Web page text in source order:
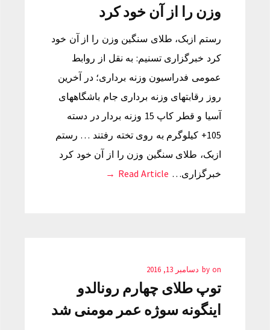
وزن را از آن خود کرد
رستم ازبک، طلای سنگین وزن را از آن خود
کرد خبرگزاری تسنیم: به نقل از روابط
عمومی فدراسیون وزنه برداری؛ در آخرین
روز رقابتهای وزنه برداری جام باشگاههای
آسیا و قطر کاپ 15 وزنه بردار در دسته
105+ کیلوگرم به روی تخته رفتند … رستم
ازبک، طلای سنگین وزن را از آن خود کرد
خبرگزاری… Read Article →
by on دسامبر 13, 2016
توپ طلای چهارم رونالدو
اینگونه سوژه عمر مومنی شد